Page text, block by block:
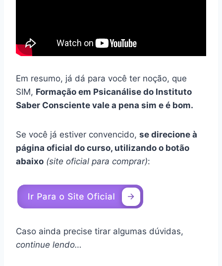
Em resumo, já dá para você ter noção, que
SIM, Formação em Psicanálise do Instituto
Saber Consciente vale a pena sim e é bom.
Se você já estiver convencido, se direcione à
página oficial do curso, utilizando o botão
abaixo (site oficial para comprar):
Caso ainda precise tirar algumas dúvidas,
continue lendo…